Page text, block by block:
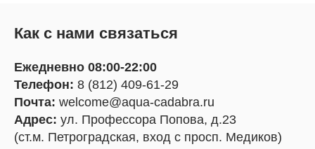
Как с нами связаться
Ежедневно 08:00-22:00
Телефон: 8 (812) 409-61-29
Почта: welcome@aqua-cadabra.ru
Адрес: ул. Профессора Попова, д.23
(ст.м. Петроградская, вход с просп. Медиков)